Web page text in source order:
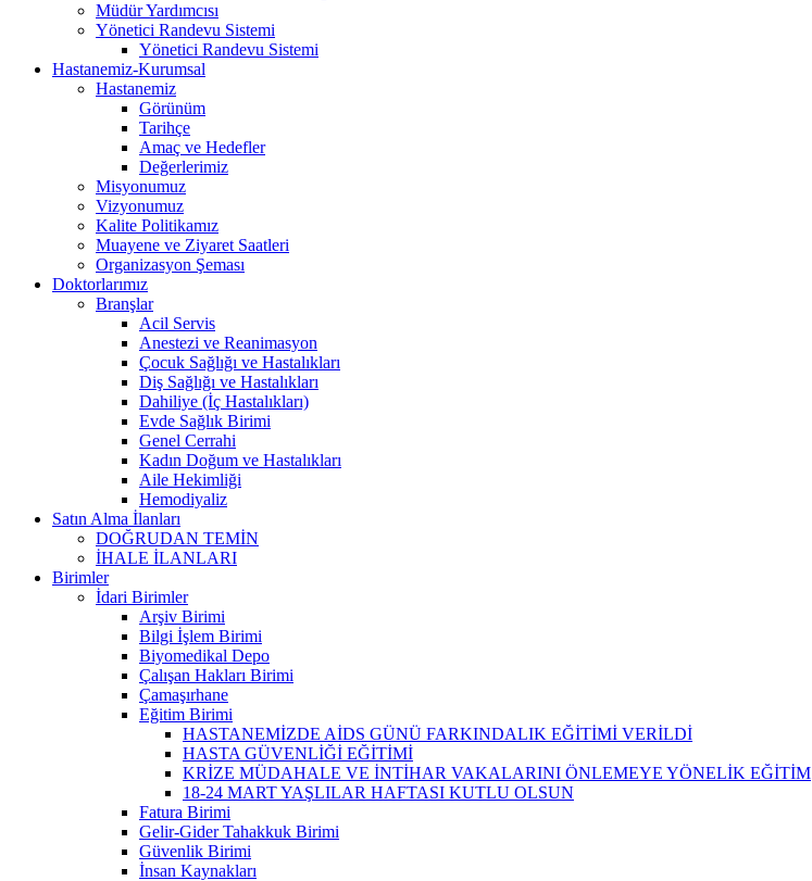
Müdür Yardımcısı
Yönetici Randevu Sistemi
Yönetici Randevu Sistemi
Hastanemiz-Kurumsal
Hastanemiz
Görünüm
Tarihçe
Amaç ve Hedefler
Değerlerimiz
Misyonumuz
Vizyonumuz
Kalite Politikamız
Muayene ve Ziyaret Saatleri
Organizasyon Şeması
Doktorlarımız
Branşlar
Acil Servis
Anestezi ve Reanimasyon
Çocuk Sağlığı ve Hastalıkları
Diş Sağlığı ve Hastalıkları
Dahiliye (İç Hastalıkları)
Evde Sağlık Birimi
Genel Cerrahi
Kadın Doğum ve Hastalıkları
Aile Hekimliği
Hemodiyaliz
Satın Alma İlanları
DOĞRUDAN TEMİN
İHALE İLANLARI
Birimler
İdari Birimler
Arşiv Birimi
Bilgi İşlem Birimi
Biyomedikal Depo
Çalışan Hakları Birimi
Çamaşırhane
Eğitim Birimi
HASTANEMİZDE AİDS GÜNÜ FARKINDALIK EĞİTİMİ VERİLDİ
HASTA GÜVENLİĞİ EĞİTİMİ
KRİZE MÜDAHALE VE İNTİHAR VAKALARINI ÖNLEMEYE YÖNELİK EĞİTİM
18-24 MART YAŞLILAR HAFTASI KUTLU OLSUN
Fatura Birimi
Gelir-Gider Tahakkuk Birimi
Güvenlik Birimi
İnsan Kaynakları